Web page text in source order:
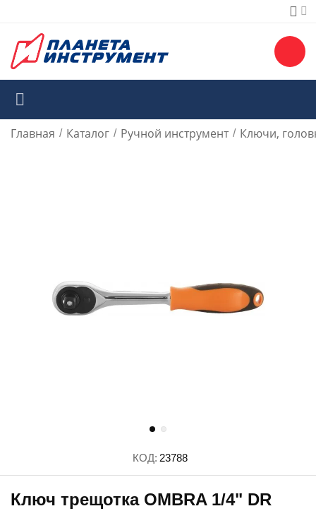
Главная / Каталог / Ручной инструмент / Ключи,
КОД: 23788
Ключ трещотка OMBRA 1/4" DR